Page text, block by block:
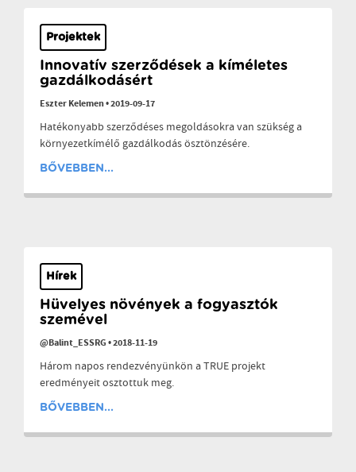
Projektek
Innovatív szerződések a kíméletes
gazdálkodásért
Eszter Kelemen•2019-09-17
Hatékonyabb szerződéses megoldásokra van szükség a
környezetkímélő gazdálkodás ösztönzésére.
BŐVEBBEN...
Hírek
Hüvelyes növények a fogyasztók
szemével
@Balint_ESSRG•2018-11-19
Három napos rendezvényünkön a TRUE projekt
eredményeit osztottuk meg.
BŐVEBBEN...